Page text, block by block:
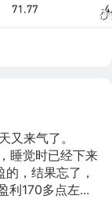
又来气了。
睡觉时已经下来
，结果忘了，
利170多点左...